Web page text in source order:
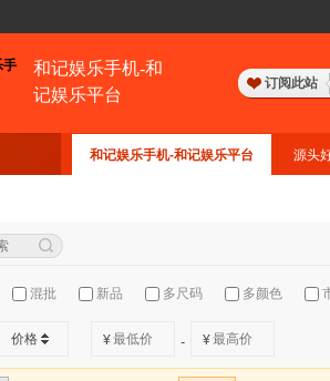
手
和记娱乐手机-和
记娱乐平台
订阅此站
和记娱乐手机-和记娱乐平台 源头
混批 新品 多尺码 多颜色
价格 ¥ - ¥